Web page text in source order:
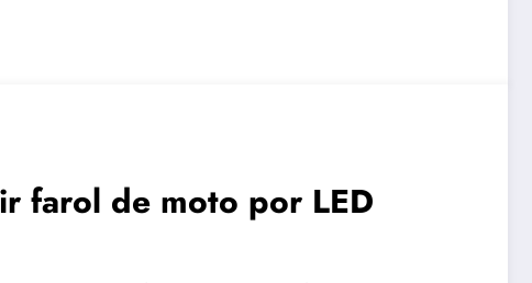
farol de moto por LED